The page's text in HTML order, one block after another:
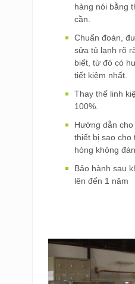
hàng nói bằng
cần.
Chuẩn đoán,
sửa tủ lạnh rõ
biết, từ đó có
tiết kiệm nhất.
Thay thế linh
100%.
Hướng dẫn
thiết bị sao cho
hỏng không
Bảo hành sau
lên đến 1 năm